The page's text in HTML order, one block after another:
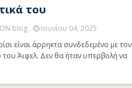
του
blog
Ιουνίου 04, 2025
είναι άρρηκτα συνδεδεμένο με τον
Άιφελ. Δεν θα ήταν υπερβολή να